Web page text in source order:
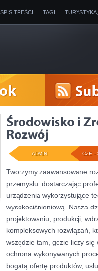
SPIS TREŚCI TAGI
CZE -
ADMIN
Tworzymy zaawansowane
przemysłu, dostarczając
urządzenia wykorzystujące
wysokociśnieniową. Nasza
projektowaniu, produkcji,
kompleksowych rozwiązań,
wszędzie tam, gdzie liczy się
ochrona wykonywanych
bogatą ofertę produktów,